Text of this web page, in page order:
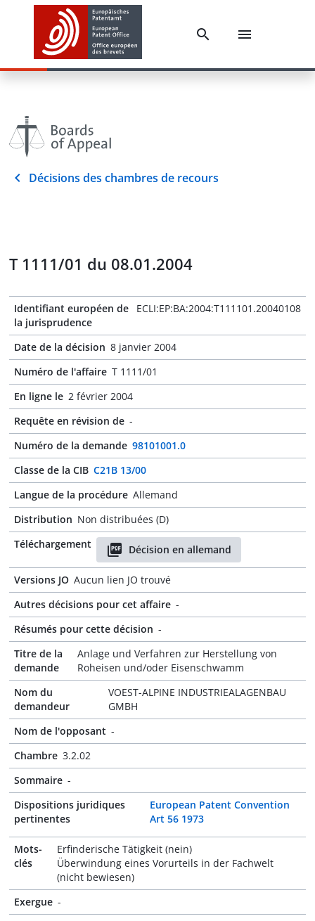
Décisions des chambres de recours
T 1111/01 du 08.01.2004
Identifiant européen de
la jurisprudence
ECLI:EP:BA:2004:T111101.20040108
Date de la décision 8 janvier 2004
Numéro de l'affaire T 1111/01
En ligne le 2 février 2004
Requête en révision de -
Numéro de la demande 98101001.0
Classe de la CIB C21B 13/00
Langue de la procédure Allemand
Distribution Non distribuées (D)
Téléchargement
Décision en allemand
Versions JO Aucun lien JO trouvé
Autres décisions pour cet affaire -
Résumés pour cette décision -
Titre de la
demande
Anlage und Verfahren zur Herstellung von
Roheisen und/oder Eisenschwamm
Nom du
demandeur
VOEST-ALPINE INDUSTRIEALAGENBAU
GMBH
Nom de l'opposant -
Chambre 3.2.02
Sommaire -
Dispositions juridiques
pertinentes
European Patent Convention
Art 56 1973
Mots-
clés
Erfinderische Tätigkeit (nein)
Überwindung eines Vorurteils in der Fachwelt
(nicht bewiesen)
Exergue -